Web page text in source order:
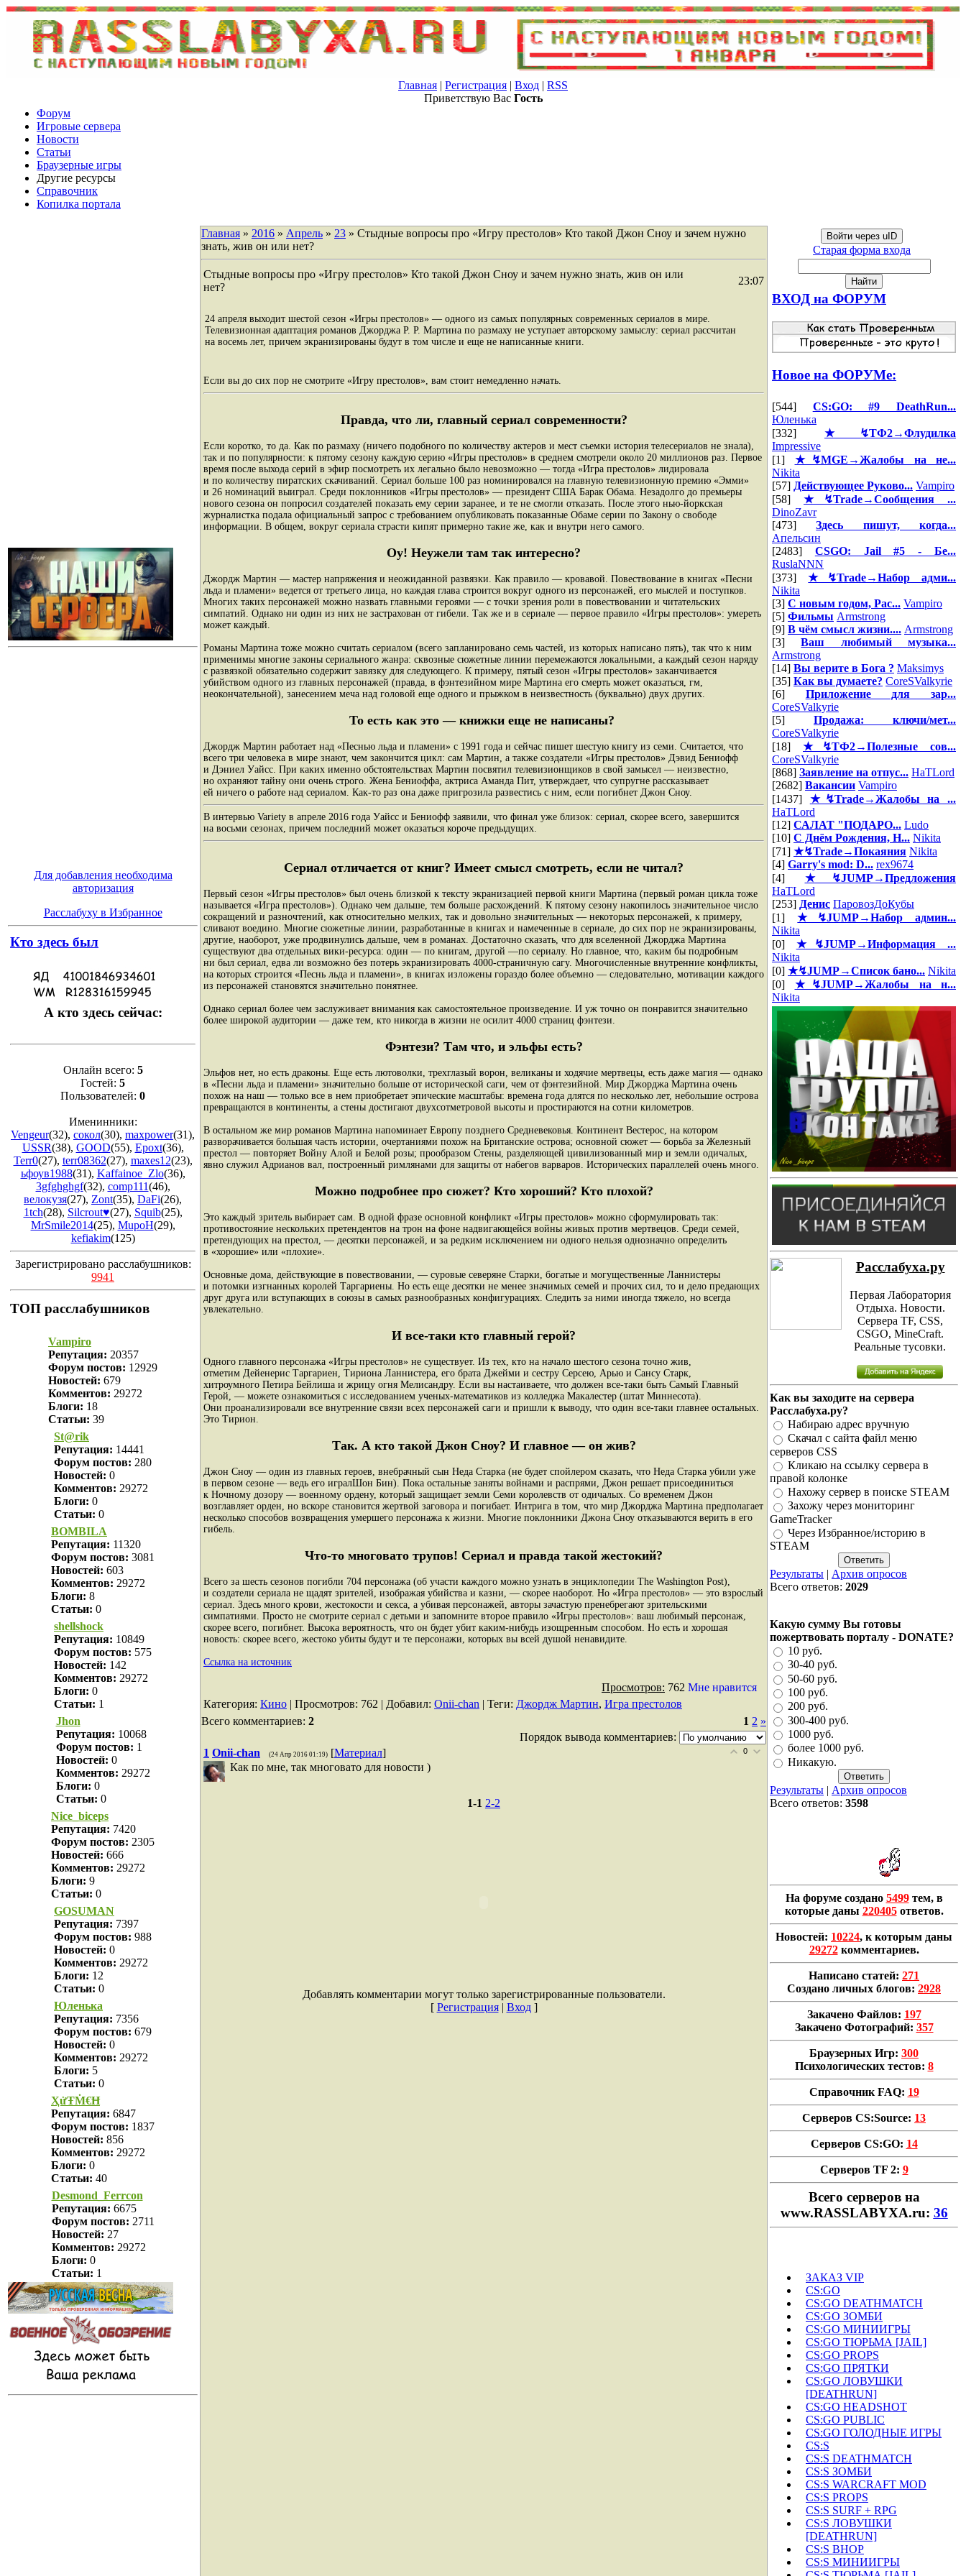
Главная | Регистрация | Вход | RSS
Приветствую Вас Гость
Форум
Игровые сервера
Новости
Статьи
Браузерные игры
Другие ресурсы
Справочник
Копилка портала
Для добавления необходима
авторизация
Расслабуху в Избранное
Кто здесь был
А кто здесь сейчас:
Онлайн всего: 5
Гостей: 5
Пользователей: 0
Именинники:
Vengeur(32), сокол(30), maxpower(31),
USSR(38), GOOD(55), Epoxt(36),
Terr0(27), terr08362(27), maxes12(23),
ьфоув1988(31), Kaffainoe_Zlo(36),
3gfghghgf(32), comp111(46),
велокузя(27), Zont(35), DaFi(26),
1tch(28), Silcrout♥(27), Squib(25),
MrSmile2014(25), MupoH(29),
kefiakim(125)
Зарегистрировано расслабушников:
9941
ТОП расслабушников
Vampiro
Репутация: 20357
Форум постов: 12929
Новостей: 679
Комментов: 29272
Блоги: 18
Статьи: 39
St@rik
Репутация: 14441
Форум постов: 280
Новостей: 0
Комментов: 29272
Блоги: 0
Статьи: 0
BOMBILA
Репутация: 11320
Форум постов: 3081
Новостей: 603
Комментов: 29272
Блоги: 8
Статьи: 0
shellshock
Репутация: 10849
Форум постов: 575
Новостей: 142
Комментов: 29272
Блоги: 0
Статьи: 1
Jhon
Репутация: 10068
Форум постов: 1
Новостей: 0
Комментов: 29272
Блоги: 0
Статьи: 0
Nice_biceps
Репутация: 7420
Форум постов: 2305
Новостей: 666
Комментов: 29272
Блоги: 9
Статьи: 0
GOSUMAN
Репутация: 7397
Форум постов: 988
Новостей: 0
Комментов: 29272
Блоги: 12
Статьи: 0
Юленька
Репутация: 7356
Форум постов: 679
Новостей: 0
Комментов: 29272
Блоги: 5
Статьи: 0
ҲửŦṀ€Ħ
Репутация: 6847
Форум постов: 1837
Новостей: 856
Комментов: 29272
Блоги: 0
Статьи: 40
Desmond_Ferrcon
Репутация: 6675
Форум постов: 2711
Новостей: 27
Комментов: 29272
Блоги: 0
Статьи: 1
Главная » 2016 » Апрель » 23 » Стыдные вопросы про «Игру престолов» Кто такой Джон Сноу и зачем нужно
знать, жив он или нет?
Стыдные вопросы про «Игру престолов» Кто такой Джон Сноу и зачем нужно знать, жив он или
нет?
23:07
24 апреля выходит шестой сезон «Игры престолов» — одного из самых популярных современных сериалов в мире.
Телевизионная адаптация романов Джорджа Р. Р. Мартина по размаху не уступает авторскому замыслу: сериал рассчитан
на восемь лет, причем экранизированы будут в том числе и еще не написанные книги.
Если вы до сих пор не смотрите «Игру престолов», вам стоит немедленно начать.
Правда, что ли, главный сериал современности?
Если коротко, то да. Как по размаху (ничего подобного по количеству актеров и мест съемки история телесериалов не знала),
так и по популярности: к пятому сезону каждую серию «Игры престолов» в среднем смотрели около 20 миллионов раз. Первое
время после выхода серий в эфир посмотреть их легально было невозможно — тогда «Игра престолов» лидировала
и по количеству пиратских скачиваний. Сериал больше 100 раз номинировался на главную телевизионную премию «Эмми»
и 26 номинаций выиграл. Среди поклонников «Игры престолов» — президент США Барак Обама. Незадолго до премьеры
нового сезона он попросил создателей показать ему серии заранее, и те не смогли отказать. После этого нью-йоркская
журналистка подала официальный запрос с требованием опубликовать показанные Обаме серии по Закону о свободе
информации. В общем, вокруг сериала страсти кипят примерно такие же, как и внутри него самого.
Оу! Неужели там так интересно?
Джордж Мартин — мастер напряжения и неожиданной развязки. Как правило — кровавой. Повествование в книгах «Песни
льда и пламени» ведется от третьего лица, но каждая глава строится вокруг одного из персонажей, его мыслей и поступков.
Многих таких персонажей можно назвать главными героями — с точки зрения роли в повествовании и читательских
симпатий. Однако ни один из них не застрахован от гибели. Так же и в сериале — первое правило «Игры престолов»: умереть
может каждый.
Романы Мартина тоже можно считать сериалом (всего запланировано семь частей, из которых написано пять), так что к ним
применимы многие законы сериального жанра: сквозные сюжетные линии перемежаются локальными, а каждый сезон наряду
с развязкой обязательно содержит завязку для следующего. К примеру, пятый сезон «Игры престолов» заканчивается
убийством одного из главных персонажей (правда, в фэнтезийном мире Мартина его смерть может оказаться, гм,
неокончательной), занесением меча над головой еще одного и прыжком в неизвестность (буквально) двух других.
То есть как это — книжки еще не написаны?
Джордж Мартин работает над «Песнью льда и пламени» с 1991 года и сейчас пишет шестую книгу из семи. Считается, что
всего три человека в мире знают, чем закончится цикл: сам Мартин, а также создатели «Игры престолов» Дэвид Бениофф
и Дэниел Уайсс. При каких именно обстоятельствах Мартин посвятил телевизионщиков в свой замысел — неизвестно,
но охраняют тайну они очень строго. Жена Бениоффа, актриса Аманда Пит, утверждает, что супругне рассказывает
ей ничего о работе над сериалом. Как-то раз она даже пригрозила развестись с ним, если погибнет Джон Сноу.
В интервью Variety в апреле 2016 года Уайсс и Бениофф заявили, что финал уже близок: сериал, скорее всего, завершится
на восьми сезонах, причем последний может оказаться короче предыдущих.
Сериал отличается от книг? Имеет смысл смотреть, если не читал?
Первый сезон «Игры престолов» был очень близкой к тексту экранизацией первой книги Мартина (первый роман цикла тоже
называется «Игра престолов»). Однако чем дальше, тем больше расхождений. К пятому сезону накопилось значительное число
сокращений и разночтений, как относительно мелких, так и довольно значительных — некоторых персонажей, к примеру,
сливают воедино. Многие сюжетные линии, разработанные в книгах и намеченные в сериале, до сих пор не экранизированы,
другие, наоборот, уже продвинулись дальше, чем в романах. Достаточно сказать, что для вселенной Джорджа Мартина
существуют два отдельных вики-ресурса: один — по книгам, другой —по сериалу. Но главное, что, каким бы подробным
ни был сериал, едва ли возможно без потерь экранизировать 4000-страничную сагу. Многочисленные внутренние конфликты,
на которых строится «Песнь льда и пламени», в книгах изложены гораздо более объемно — следовательно, мотивации каждого
из персонажей становятся значительно понятнее.
Однако сериал более чем заслуживает внимания как самостоятельное произведение. И уж точно он понравится значительно
более широкой аудитории — даже тем, кто никогда в жизни не осилит 4000 страниц фэнтези.
Фэнтези? Там что, и эльфы есть?
Эльфов нет, но есть драконы. Еще есть лютоволки, трехглазый ворон, великаны и ходячие мертвецы, есть даже магия — однако
в «Песни льда и пламени» значительно больше от исторической саги, чем от фэнтезийной. Мир Джорджа Мартина очень
похож на наш — только все в нем приобретает эпические масштабы: времена года длятся по несколько лет, небольшие острова
превращаются в континенты, а стены достигают двухсотметровой высоты и простираются на сотни километров.
В остальном же мир романов Мартина напоминает Европу позднего Средневековья. Континент Вестерос, на котором
разворачивается большая часть истории, очертаниями похож на Британские острова; основной сюжет — борьба за Железный
престол — повторяет Войну Алой и Белой розы; прообразом Стены, разделяющей цивилизованный мир и земли одичалых,
явно служил Адрианов вал, построенный римлянами для защиты от набегов варваров. Исторических параллелей очень много.
Можно подробнее про сюжет? Кто хороший? Кто плохой?
Это каждый зритель выбирает сам. В одной фразе основной конфликт «Игры престолов» можно сформулировать так:
противостояние нескольких претендентов на трон на фоне надвигающейся войны живых против мертвецов. Среди семей,
претендующих на престол, — десятки персонажей, и за редким исключением ни одного нельзя однозначно определить
в «хорошие» или «плохие».
Основные дома, действующие в повествовании, — суровые северяне Старки, богатые и могущественные Ланнистеры
и потомки изгнанных королей Таргариены. Но есть еще десятки не менее значимых семей и прочих сил, то и дело предающих
друг друга или вступающих в союзы в самых разнообразных конфигурациях. Следить за ними иногда тяжело, но всегда
увлекательно.
И все-таки кто главный герой?
Одного главного персонажа «Игры престолов» не существует. Из тех, кто на начало шестого сезона точно жив,
отметим Дейенерис Таргариен, Тириона Ланнистера, его брата Джейми и сестру Серсею, Арью и Сансу Старк,
хитроумного Петира Бейлиша и жрицу огня Мелисандру. Если вы настаиваете, что должен все-таки быть Самый Главный
Герой, — можете ознакомиться с исследованием ученых-математиков из колледжа Макалестер (штат Миннесота).
Они проанализировали все внутренние связи всех персонажей саги и пришли к выводу, что один все-таки главнее остальных.
Это Тирион.
Так. А кто такой Джон Сноу? И главное — он жив?
Джон Сноу — один из главных героев, внебрачный сын Неда Старка (не будет спойлером сказать, что Неда Старка убили уже
в первом сезоне — ведь его игралШон Бин). Пока остальные заняты войнами и распрями, Джон решает присоединиться
к Ночному дозору — военному ордену, который защищает земли Семи королевств от одичалых. Со временем Джон
возглавляет орден, но вскоре становится жертвой заговора и погибает. Интрига в том, что мир Джорджа Мартина предполагает
несколько способов возвращения умершего персонажа к жизни. Многие поклонники Джона Сноу отказываются верить в его
гибель.
Что-то многовато трупов! Сериал и правда такой жестокий?
Всего за шесть сезонов погибли 704 персонажа (об участи каждого можно узнать в энциклопедии The Washington Post),
и создатели сериала не щадят зрителей, изображая убийства и казни, — скорее наоборот. Но «Игра престолов» — это взрослый
сериал. Здесь много крови, жестокости и секса, а убивая персонажей, авторы зачастую пренебрегают зрительскими
симпатиями. Просто не смотрите сериал с детьми и запомните второе правило «Игры престолов»: ваш любимый персонаж,
скорее всего, погибнет. Высока вероятность, что он будет убит каким-нибудь изощренным способом. Но есть и хорошая
новость: скорее всего, жестоко убиты будут и те персонажи, которых вы всей душой ненавидите.
Ссылка на источник
Просмотров: 762 Мне нравится
Категория: Кино | Просмотров: 762 | Добавил: Onii-chan | Теги: Джордж Мартин, Игра престолов
Всего комментариев: 2 1 2 »
Порядок вывода комментариев:
0
1 Onii-chan (24 Апр 2016 01:19) [Материал]
Как по мне, так многовато для новости )
1-1 2-2
Добавлять комментарии могут только зарегистрированные пользователи.
[ Регистрация| Вход]
Войти через uID
Старая форма входа
ВХОД на ФОРУМ
Новое на ФОРУМе:
[544] CS:GO: #9 DeathRun...
Юленька
[332] ★↯ТФ2→Флудилка
Impressive
[1] ★↯MGE→Жалобы на не...
Nikita
[57] Действующее Руково... Vampiro
[58] ★↯Trade→Сообщения ...
DinoZavr
[473]Здесь пишут, когда...
Апельсин
[2483] CSGO: Jail #5 - Бе...
RuslaNNN
[373]★↯Trade→Набор адми...
Nikita
[3] С новым годом, Рас... Vampiro
[5] Фильмы Armstrong
[9] В чём смысл жизни.... Armstrong
[3]Ваш любимый музыка...
Armstrong
[14] Вы верите в Бога ? Maksimys
[35] Как вы думаете? CoreSValkyrie
[6] Приложение для зар...
CoreSValkyrie
[5] Продажа: ключи/мет...
CoreSValkyrie
[18] ★↯ТФ2→Полезные сов...
CoreSValkyrie
[868] Заявление на отпус... HaTLord
[2682] Вакансии Vampiro
[1437] ★↯Trade→Жалобы на ...
HaTLord
[12] САЛАТ "ПОДАРО... Ludo
[10] С Днём Рождения, Н... Nikita
[71] ★↯Trade→Покаяния Nikita
[4] Garry's mod: D... rex9674
[4] ★↯JUMP→Предложения
HaTLord
[253] Денис ПаровозДоКубы
[1]★↯JUMP→Набор админ...
Nikita
[0] ★↯JUMP→Информация ...
Nikita
[0] ★↯JUMP→Список бано... Nikita
[0] ★↯JUMP→Жалобы на н...
Nikita
Расслабуха.ру
Первая Лаборатория
Отдыха. Новости.
Сервера TF, CSS,
CSGO, MineCraft.
Реальные тусовки.
Как вы заходите на сервера
Расслабуха.ру?
Набираю адрес вручную
Скачал с сайта файл меню
серверов CSS
Кликаю на ссылку сервера в
правой колонке
Нахожу сервер в поиске STEAM
Захожу через мониторинг
GameTracker
Через Избранное/историю в
STEAM
Результаты | Архив опросов
Всего ответов: 2029
Какую сумму Вы готовы
пожертвовать порталу - DONATE?
10 руб.
30-40 руб.
50-60 руб.
100 руб.
200 руб.
300-400 руб.
1000 руб.
более 1000 руб.
Никакую.
Результаты | Архив опросов
Всего ответов: 3598
На форуме создано 5499тем, в
которые даны 220405ответов.
Новостей: 10224, к которым даны
29272комментариев.
Написано статей: 271
Создано личных блогов: 2928
Закачено Файлов: 197
Закачено Фотографий: 357
Браузерных Игр: 300
Психологических тестов: 8
Справочник FAQ: 19
Серверов CS:Source: 13
Серверов CS:GO: 14
Серверов TF 2: 9
Всего cерверов на
www.RASSLABYXA.ru: 36
ЗАКАЗ VIP
CS:GO
CS:GO DEATHMATCH
CS:GO ЗОМБИ
CS:GO МИНИИГРЫ
CS:GO ТЮРЬМА [JAIL]
CS:GO PROPS
CS:GO ПРЯТКИ
CS:GO ЛОВУШКИ
[DEATHRUN]
CS:GO HEADSHOT
CS:GO PUBLIC
CS:GO ГОЛОДНЫЕ ИГРЫ
CS:S
CS:S DEATHMATCH
CS:S ЗОМБИ
CS:S WARCRAFT MOD
CS:S PROPS
CS:S SURF + RPG
CS:S ЛОВУШКИ
[DEATHRUN]
CS:S BHOP
CS:S МИНИИГРЫ